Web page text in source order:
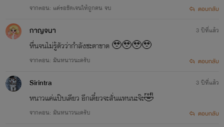
จากตอน: แค่รอชัดเจนให้ถูกคน จบ ตอบกลับ
กาญจนา
หื่นจนไม่รู้ตัวว่ากำลังชะตาขาด 🥹🥹🥹🥹
จากตอน: มันหนาวนะครับ
3 ปีที่แล้ว
ตอบกลับ
Sirintra
หนาวแค่แป๊บเดียว อีกเดี๋ยวจะสั่นแทนนะจ๊ะ🤣
จากตอน: มันหนาวนะครับ
3 ปีที่แล้ว
ตอบกลับ